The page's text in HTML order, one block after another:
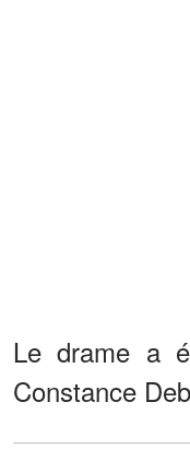
Le drame a
Constance